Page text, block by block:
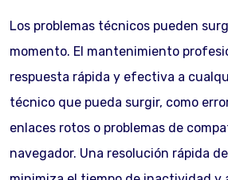
Los problemas técnicos pueden
momento. El mantenimiento
respuesta rápida y efectiva a
técnico que pueda surgir, como
enlaces rotos o problemas de
navegador. Una resolución rápida